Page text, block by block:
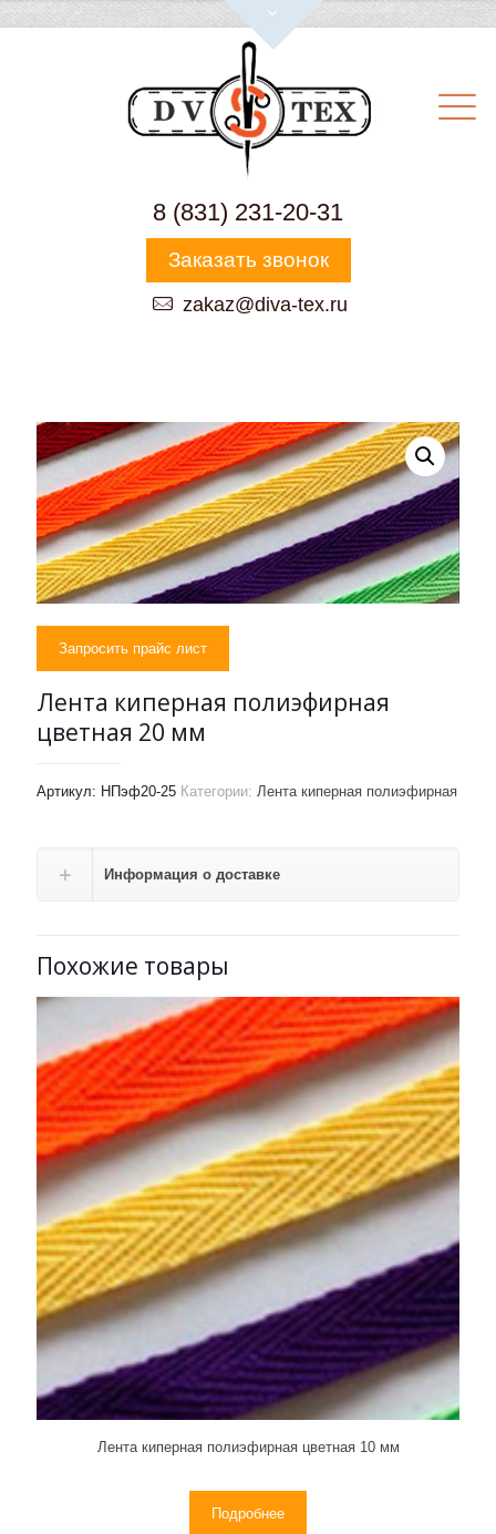
8 (831) 231-20-31
Заказать звонок
zakaz@diva-tex.ru
Запросить прайс лист
Лента киперная полиэфирная
цветная 20 мм
Артикул: НПэф20-25 Категории: Лента киперная полиэфирная
Информация о доставке
Похожие товары
Лента киперная полиэфирная цветная 10 мм
Подробнее